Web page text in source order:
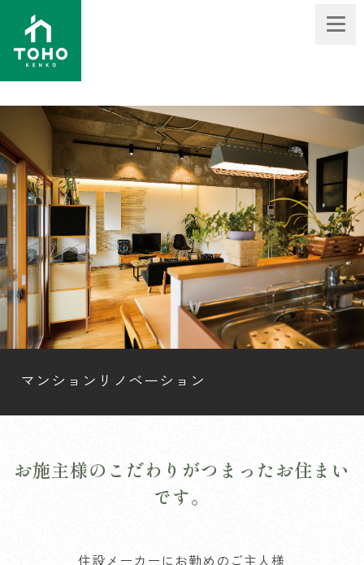
マンションリノベーション
お施主様のこだわりがつまったお住まい
です。
住設メーカーにお勤めのご主人様